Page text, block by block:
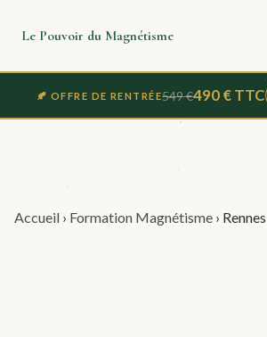
Le Pouvoir du Magnétisme
🍂 OFFRE DE RENTRÉE549 €490 € TTC
Accueil › Formation Magnétisme › Rennes